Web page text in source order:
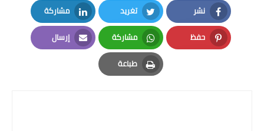
نشر
Facebook
تغريد
Twitter
مشاركة
LinkedIn
حفظ
Pinterest
مشاركة
Whatsapp
إرسال
Email
طباعة
Print